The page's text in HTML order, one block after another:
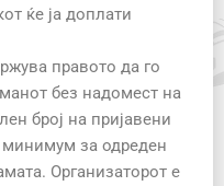
ќе ја доплати
правото да го
без надомест на
број на пријавени
за одреден
Организаторот е